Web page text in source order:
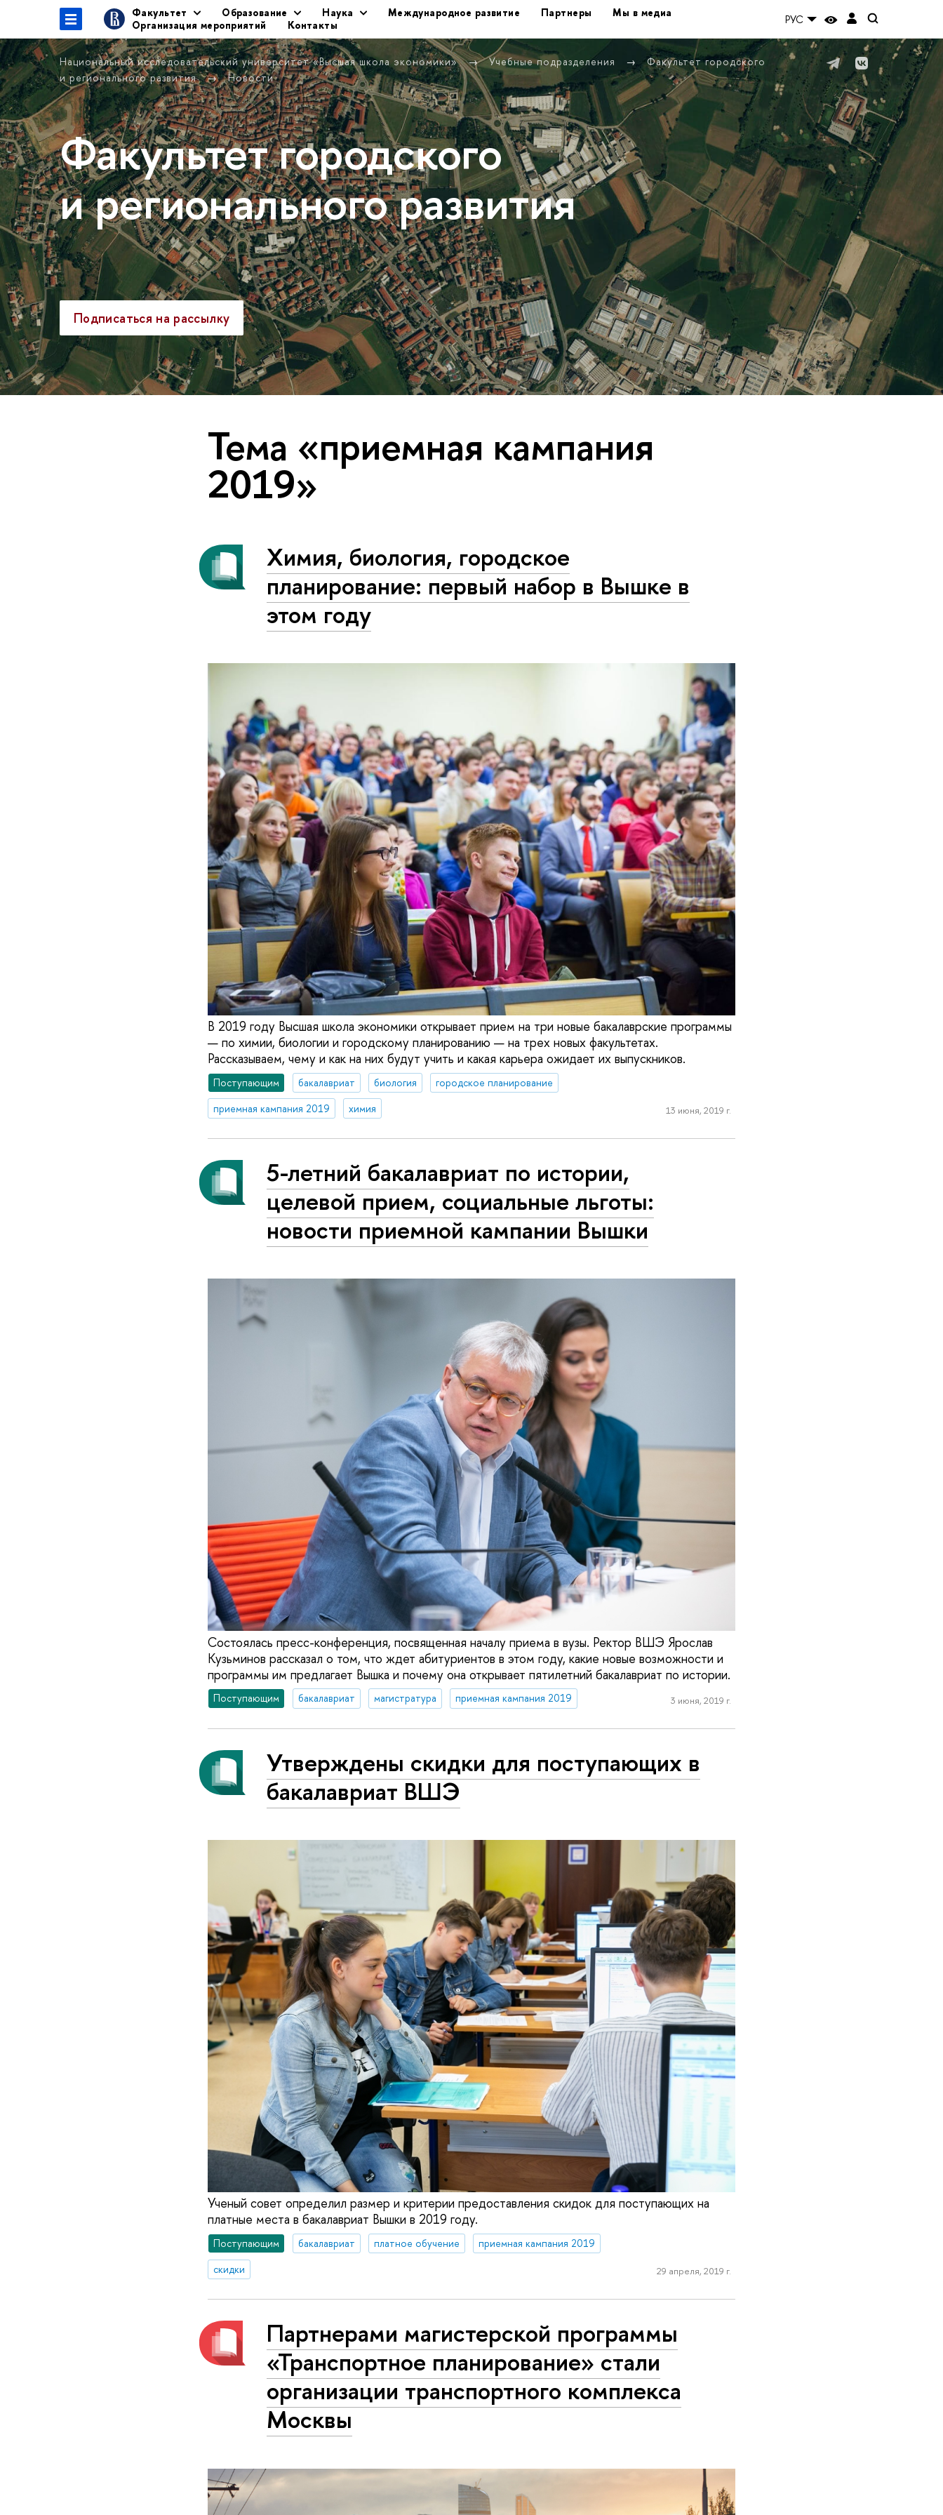
Факультет Образование Наука Международное развитие Партнеры
Мы в медиа
Организация мероприятий
Контакты РУС
Национальный исследовательский университет «Высшая школа экономики» Учебные подразделения
Факультет городского
и регионального развития
Новости
Факультет городского
и регионального развития
Подписаться на рассылку
Тема «приемная кампания
2019»
Химия, биология, городское
планирование: первый набор в Вышке в
этом году
В 2019 году Высшая школа экономики открывает прием на три новые бакалаврские программы
— по химии, биологии и городскому планированию — на трех новых факультетах.
Рассказываем, чему и как на них будут учить и какая карьера ожидает их выпускников.
Поступающим бакалавриат биология
городское планирование
приемная кампания 2019
химия 13 июня, 2019 г.
5-летний бакалавриат по истории,
целевой прием, социальные льготы:
новости приемной кампании Вышки
Состоялась пресс-конференция, посвященная началу приема в вузы. Ректор ВШЭ Ярослав
Кузьминов рассказал о том, что ждет абитуриентов в этом году, какие новые возможности и
программы им предлагает Вышка и почему она открывает пятилетний бакалавриат по истории.
Поступающим бакалавриат магистратура приемная кампания 2019 3 июня, 2019 г.
Утверждены скидки для поступающих в
бакалавриат ВШЭ
Ученый совет определил размер и критерии предоставления скидок для поступающих на
платные места в бакалавриат Вышки в 2019 году.
Поступающим бакалавриат платное обучение
приемная кампания 2019
скидки
29 апреля, 2019 г.
Партнерами магистерской программы
«Транспортное планирование» стали
организации транспортного комплекса
Москвы